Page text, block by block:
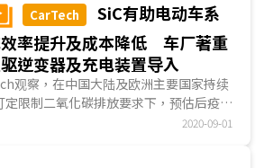
CarTech
SiC有助电动车系
率提升及成本降低 车厂著重
逆变器及充电装置导入
限制二氧化碳排放要求下，预估后疫情
将显著增长，2025年可望接近千万臺。
2020-09-01